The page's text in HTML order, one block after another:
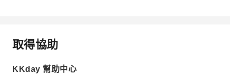
取得協助
KKday 幫助中心